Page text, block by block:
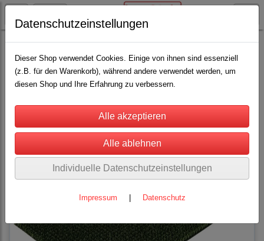
Rinderhaltung Scheuerbürsten(5)
Sortierung wählen
Datenschutzeinstellungen
Dieser Shop verwendet Cookies. Einige von ihnen sind essenziell
(z.B. für den Warenkorb), während andere verwendet werden, um
diesen Shop und Ihre Erfahrung zu verbessern.
Individuelle Datenschutzeinstellungen
Impressum Datenschutz